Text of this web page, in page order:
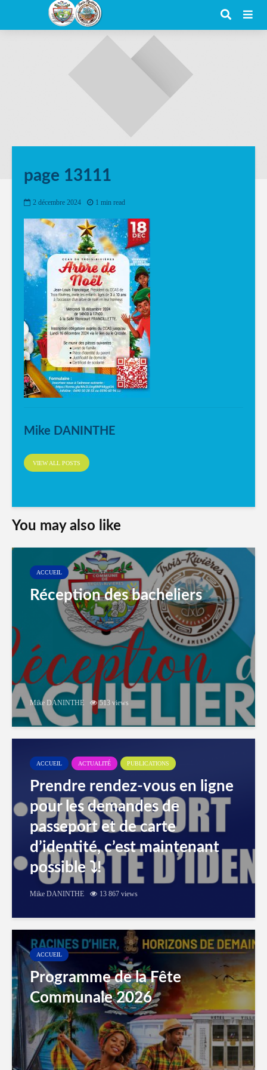
page 13111
2 décembre 2024 1 min read
Mike DANINTHE
VIEW ALL POSTS
You may also like
ACCUEIL
Réception des bacheliers
Mike DANINTHE 513 views
ACCUEIL ACTUALITÉ PUBLICATIONS
Prendre rendez-vous en ligne
pour les demandes de
passeport et de carte
d’identité, c’est maintenant
possible ⤵️!
Mike DANINTHE 13 867 views
ACCUEIL
Programme de la Fête
Communale 2026